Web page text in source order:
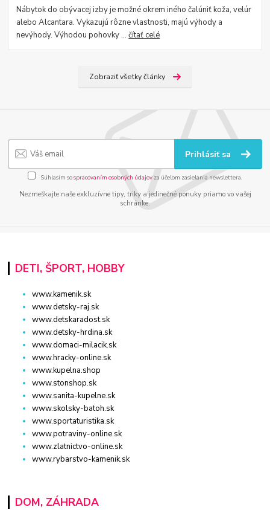
Nábytok do obývacej izby je možné okrem iného čalúniť koža, velúr
alebo Alcantara. Vykazujú rôzne vlastnosti, majú výhody a
nevýhody. Výhodou pohovky ...čítať celé
Zobraziť všetky články
Prihlásiť sa
Súhlasím sospracovaním osobných údajov za účelom zasielania newslettera.
Nezmeškajte naše exkluzívne tipy, triky a jedinečné ponuky priamo vo vašej
schránke.
DETI, ŠPORT, HOBBY
www.kamenik.sk
www.detsky-raj.sk
www.detskaradost.sk
www.detsky-hrdina.sk
www.domaci-milacik.sk
www.hracky-online.sk
www.kupelna.shop
www.stonshop.sk
www.sanita-kupelne.sk
www.skolsky-batoh.sk
www.sportaturistika.sk
www.potraviny-online.sk
www.zlatnictvo-online.sk
www.rybarstvo-kamenik.sk
DOM, ZÁHRADA